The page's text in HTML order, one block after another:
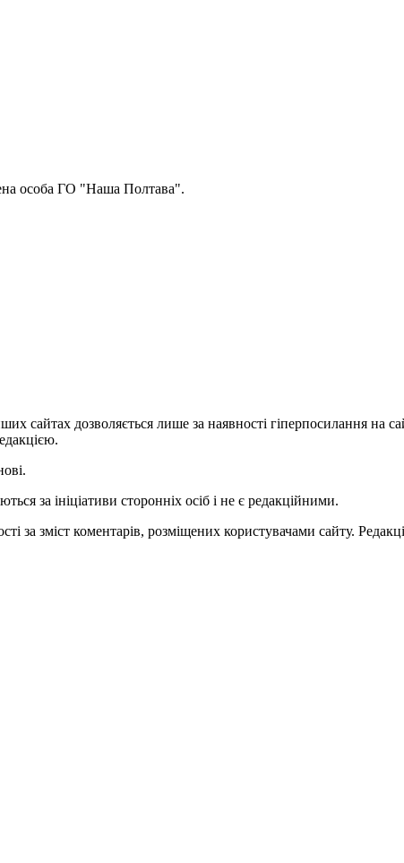
особа ГО "Наша Полтава".
сайтах дозволяється лише за наявності гіперпосилання на
за ініціативи сторонніх осіб і не є редакційними.
за зміст коментарів, розміщених користувачами сайту.